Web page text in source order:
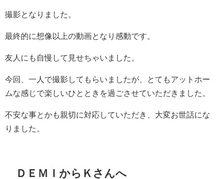
撮影となりました。
最終的に想像以上の動画となり感動です。
友人にも自慢して見せちゃいました。
今回、一人で撮影してもらいましたが、とてもアットホー
ムな感じで楽しいひとときを過ごさせていただきました。
不安な事とかも親切に対応していただき、大変お世話にな
りました。
ＤＥＭＩからＫさんへ